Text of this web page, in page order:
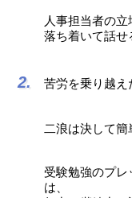
人事担当者の立
落ち着いて話せ
苦労を乗り越え
二浪は決して簡
受験勉強のプ
は、